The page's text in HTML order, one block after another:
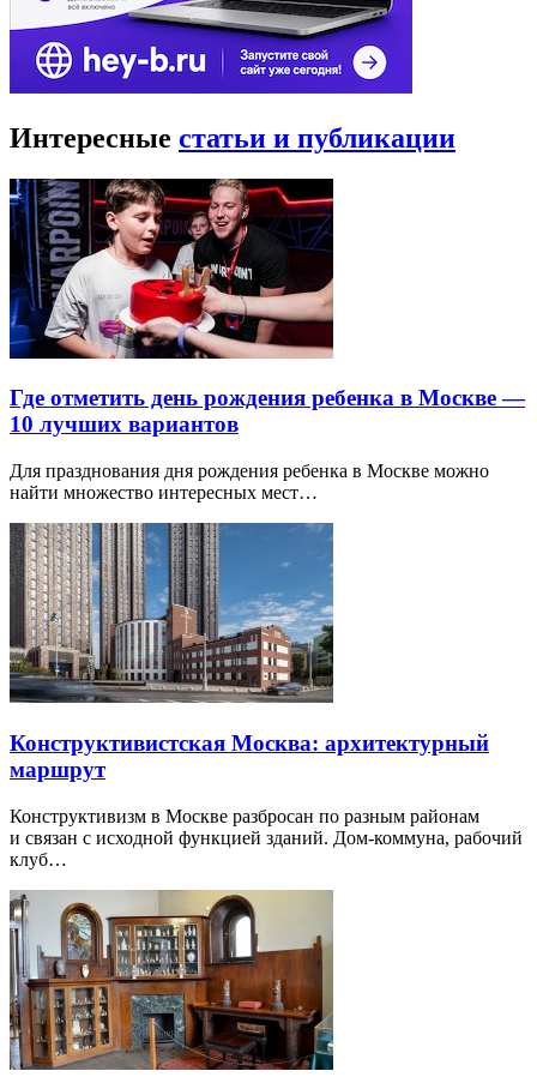
Интересные статьи и публикации
Где отметить день рождения ребенка в Москве —
10 лучших вариантов
Для празднования дня рождения ребенка в Москве можно
найти множество интересных мест…
Конструктивистская Москва: архитектурный
маршрут
Конструктивизм в Москве разбросан по разным районам
и связан с исходной функцией зданий. Дом-коммуна, рабочий
клуб…